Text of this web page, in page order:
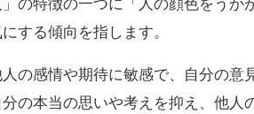
」の特徴の一つに「人の顔色をう
する傾向を指します。
の感情や期待に敏感で、自分の意
の本当の思いや考えを抑え、他人